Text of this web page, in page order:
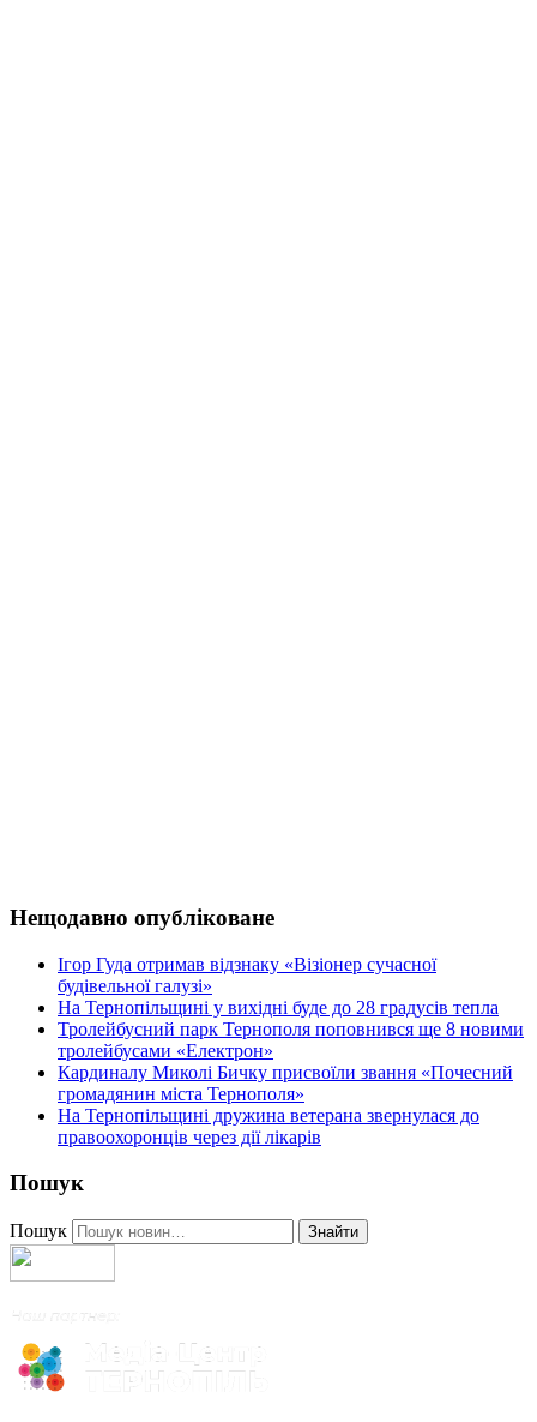
Нещодавно опубліковане
Ігор Гуда отримав відзнаку «Візіонер сучасної
будівельної галузі»
На Тернопільщині у вихідні буде до 28 градусів тепла
Тролейбусний парк Тернополя поповнився ще 8 новими
тролейбусами «Електрон»
Кардиналу Миколі Бичку присвоїли звання «Почесний
громадянин міста Тернополя»
На Тернопільщині дружина ветерана звернулася до
правоохоронців через дії лікарів
Пошук
Пошук Знайти